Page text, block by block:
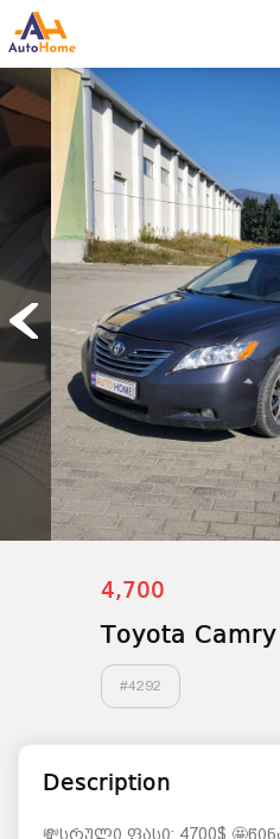
4,700
Toyota Camry
#4292
Description
💸სრული ფასი: 4700$